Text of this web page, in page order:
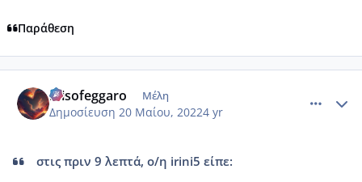
Παράθεση
misofeggaro Μέλη
Δημοσίευση 20 Μαίου, 20224 yr
στις πριν 9 λεπτά, ο/η irini5 είπε: